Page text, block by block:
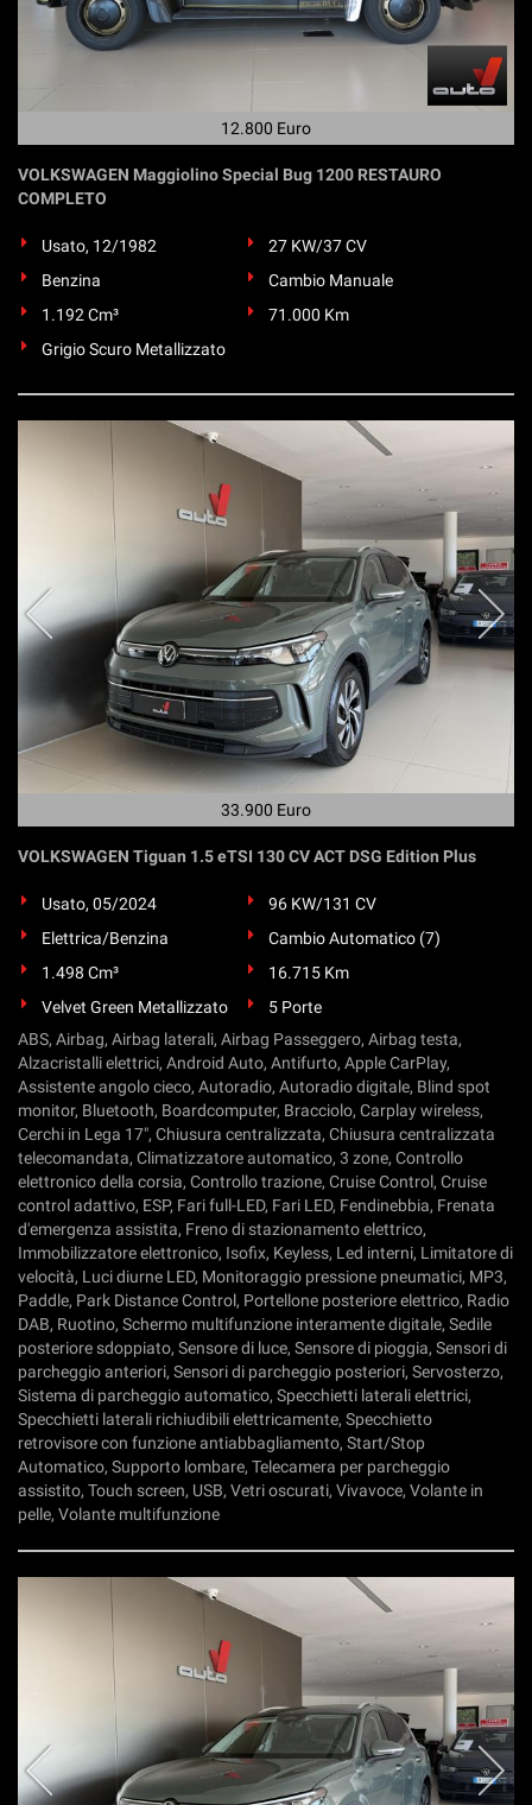
12.800 Euro
VOLKSWAGEN Maggiolino Special Bug 1200 RESTAURO
COMPLETO
Usato, 12/1982
27 KW/37 CV
Benzina
Cambio Manuale
1.192 Cm³
71.000 Km
Grigio Scuro Metallizzato
33.900 Euro
VOLKSWAGEN Tiguan 1.5 eTSI 130 CV ACT DSG Edition Plus
Usato, 05/2024
96 KW/131 CV
Elettrica/Benzina
Cambio Automatico (7)
1.498 Cm³
16.715 Km
Velvet Green Metallizzato
5 Porte
ABS, Airbag, Airbag laterali, Airbag Passeggero, Airbag testa,
Alzacristalli elettrici, Android Auto, Antifurto, Apple CarPlay,
Assistente angolo cieco, Autoradio, Autoradio digitale, Blind spot
monitor, Bluetooth, Boardcomputer, Bracciolo, Carplay wireless,
Cerchi in Lega 17", Chiusura centralizzata, Chiusura centralizzata
telecomandata, Climatizzatore automatico, 3 zone, Controllo
elettronico della corsia, Controllo trazione, Cruise Control, Cruise
control adattivo, ESP, Fari full-LED, Fari LED, Fendinebbia, Frenata
d'emergenza assistita, Freno di stazionamento elettrico,
Immobilizzatore elettronico, Isofix, Keyless, Led interni, Limitatore di
velocità, Luci diurne LED, Monitoraggio pressione pneumatici, MP3,
Paddle, Park Distance Control, Portellone posteriore elettrico, Radio
DAB, Ruotino, Schermo multifunzione interamente digitale, Sedile
posteriore sdoppiato, Sensore di luce, Sensore di pioggia, Sensori di
parcheggio anteriori, Sensori di parcheggio posteriori, Servosterzo,
Sistema di parcheggio automatico, Specchietti laterali elettrici,
Specchietti laterali richiudibili elettricamente, Specchietto
retrovisore con funzione antiabbagliamento, Start/Stop
Automatico, Supporto lombare, Telecamera per parcheggio
assistito, Touch screen, USB, Vetri oscurati, Vivavoce, Volante in
pelle, Volante multifunzione